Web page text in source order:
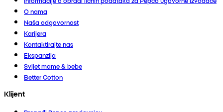
O nama
Naša odgovornost
Karijera
Kontaktirajte nas
Ekspanzija
Svijet mame & bebe
Better Cotton
Klijent